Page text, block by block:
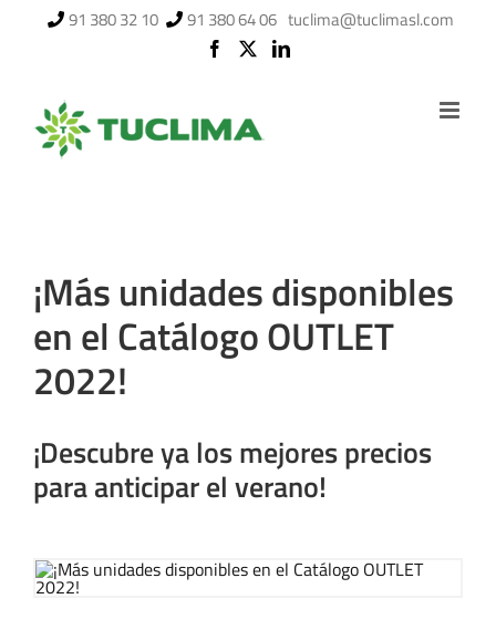
91 380 32 10 91 380 64 06 tuclima@tuclimasl.com
¡Más unidades disponibles
en el Catálogo OUTLET
2022!
¡Descubre ya los mejores precios
para anticipar el verano!